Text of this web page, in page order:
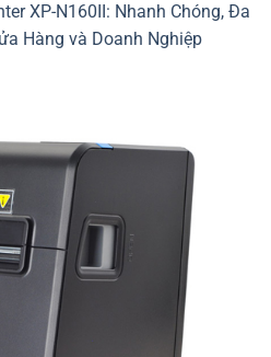
XP-N160II: Nhanh Chóng, Đa
Hàng và Doanh Nghiệp